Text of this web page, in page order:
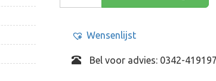
Wensenlijst
Bel voor advies: 0342-419197